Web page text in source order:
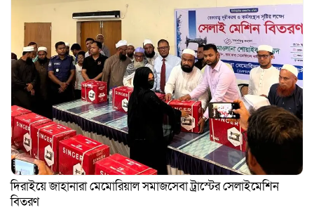
দিরাইয়ে জাহানারা মেমোরিয়াল সমাজসেবা ট্রাস্টের সেলাইমেশিন
বিতরণ